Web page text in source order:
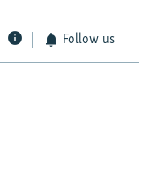
Follow us